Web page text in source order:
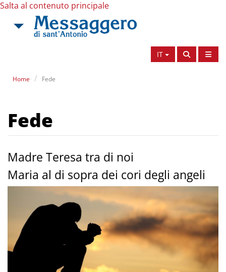
Salta al contenuto principale
IT
Home Fede
Fede
Madre Teresa tra di noi
Maria al di sopra dei cori degli angeli